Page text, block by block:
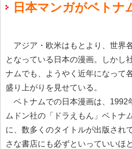
日本マンガがベトナ
アジア・欧米はもとより、世界
となっている日本の漫画。しかし
ナムでも、ようやく近年になって
盛り上がりを見せている。
ベトナムでの日本漫画は、1992
ムドン社の「ドラえもん」ベトナ
に、数多くのタイトルが出版され
さな書店にも必ずといっていいほ